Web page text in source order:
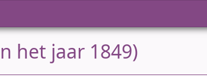
het jaar 1849)